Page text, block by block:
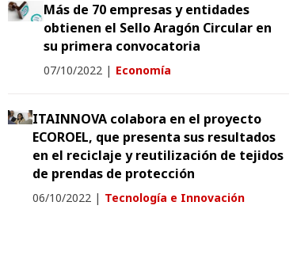
Más de 70 empresas y entidades
obtienen el Sello Aragón Circular en
su primera convocatoria
07/10/2022 | Economía
ITAINNOVA colabora en el proyecto
ECOROEL, que presenta sus resultados
en el reciclaje y reutilización de tejidos
de prendas de protección
06/10/2022 | Tecnología e Innovación